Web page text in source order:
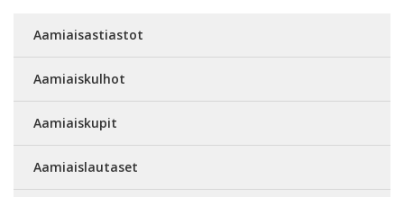
Aamiaisastiastot
Aamiaiskulhot
Aamiaiskupit
Aamiaislautaset